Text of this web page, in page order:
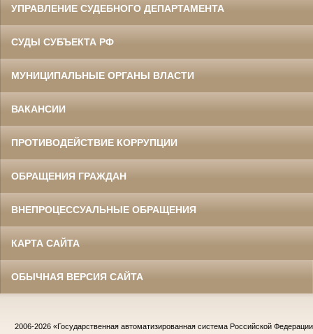
УПРАВЛЕНИЕ СУДЕБНОГО ДЕПАРТАМЕНТА
СУДЫ СУБЪЕКТА РФ
МУНИЦИПАЛЬНЫЕ ОРГАНЫ ВЛАСТИ
ВАКАНСИИ
ПРОТИВОДЕЙСТВИЕ КОРРУПЦИИ
ОБРАЩЕНИЯ ГРАЖДАН
ВНЕПРОЦЕССУАЛЬНЫЕ ОБРАЩЕНИЯ
КАРТА САЙТА
ОБЫЧНАЯ ВЕРСИЯ САЙТА
2006-2026 «Государственная автоматизированная система Российской